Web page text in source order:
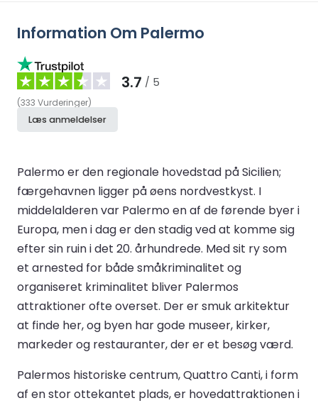
Information Om Palermo
3.7 / 5
(333 Vurderinger)
Læs anmeldelser
Palermo er den regionale hovedstad på Sicilien;
færgehavnen ligger på øens nordvestkyst. I
middelalderen var Palermo en af de førende byer i
Europa, men i dag er den stadig ved at komme sig
efter sin ruin i det 20. århundrede. Med sit ry som
et arnested for både småkriminalitet og
organiseret kriminalitet bliver Palermos
attraktioner ofte overset. Der er smuk arkitektur
at finde her, og byen har gode museer, kirker,
markeder og restauranter, der er et besøg værd.
Palermos historiske centrum, Quattro Canti, i form
af en stor ottekantet plads, er hovedattraktionen i